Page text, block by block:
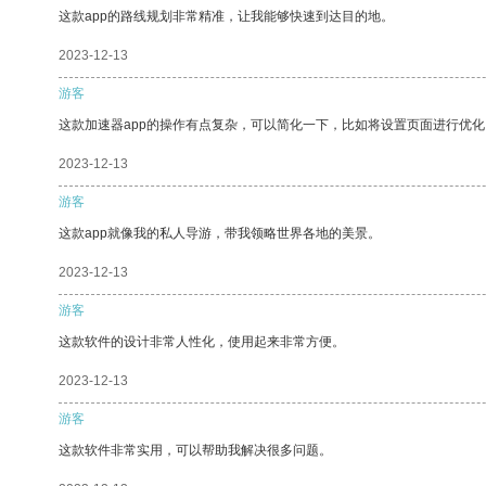
这款app的路线规划非常精准，让我能够快速到达目的地。
2023-12-13
游客
这款加速器app的操作有点复杂，可以简化一下，比如将设置页面进行优
2023-12-13
游客
这款app就像我的私人导游，带我领略世界各地的美景。
2023-12-13
游客
这款软件的设计非常人性化，使用起来非常方便。
2023-12-13
游客
这款软件非常实用，可以帮助我解决很多问题。